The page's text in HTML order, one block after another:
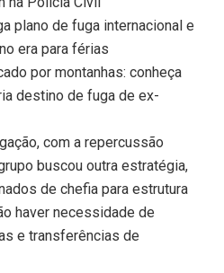
plano de fuga internacional e
era para férias
por montanhas: conheça
destino de fuga de ex-
com a repercussão
buscou outra estratégia,
de chefia para estrutura
haver necessidade de
e transferências de